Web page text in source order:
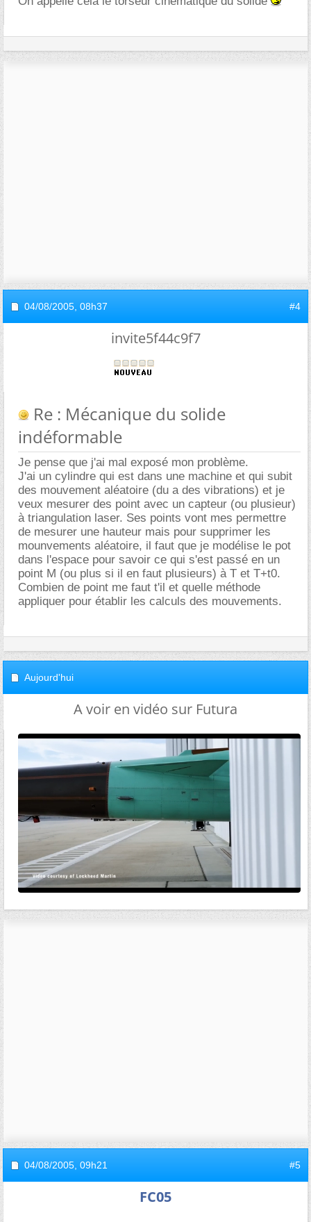
04/08/2005, 08h37 #4
invite5f44c9f7
Re : Mécanique du solide
indéformable
Je pense que j'ai mal exposé mon problème.
J'ai un cylindre qui est dans une machine et qui subit
des mouvement aléatoire (du a des vibrations) et je
veux mesurer des point avec un capteur (ou plusieur)
à triangulation laser. Ses points vont mes permettre
de mesurer une hauteur mais pour supprimer les
mounvements aléatoire, il faut que je modélise le pot
dans l'espace pour savoir ce qui s'est passé en un
point M (ou plus si il en faut plusieurs) à T et T+t0.
Combien de point me faut t'il et quelle méthode
appliquer pour établir les calculs des mouvements.
Aujourd'hui
A voir en vidéo sur Futura
04/08/2005, 09h21 #5
FC05